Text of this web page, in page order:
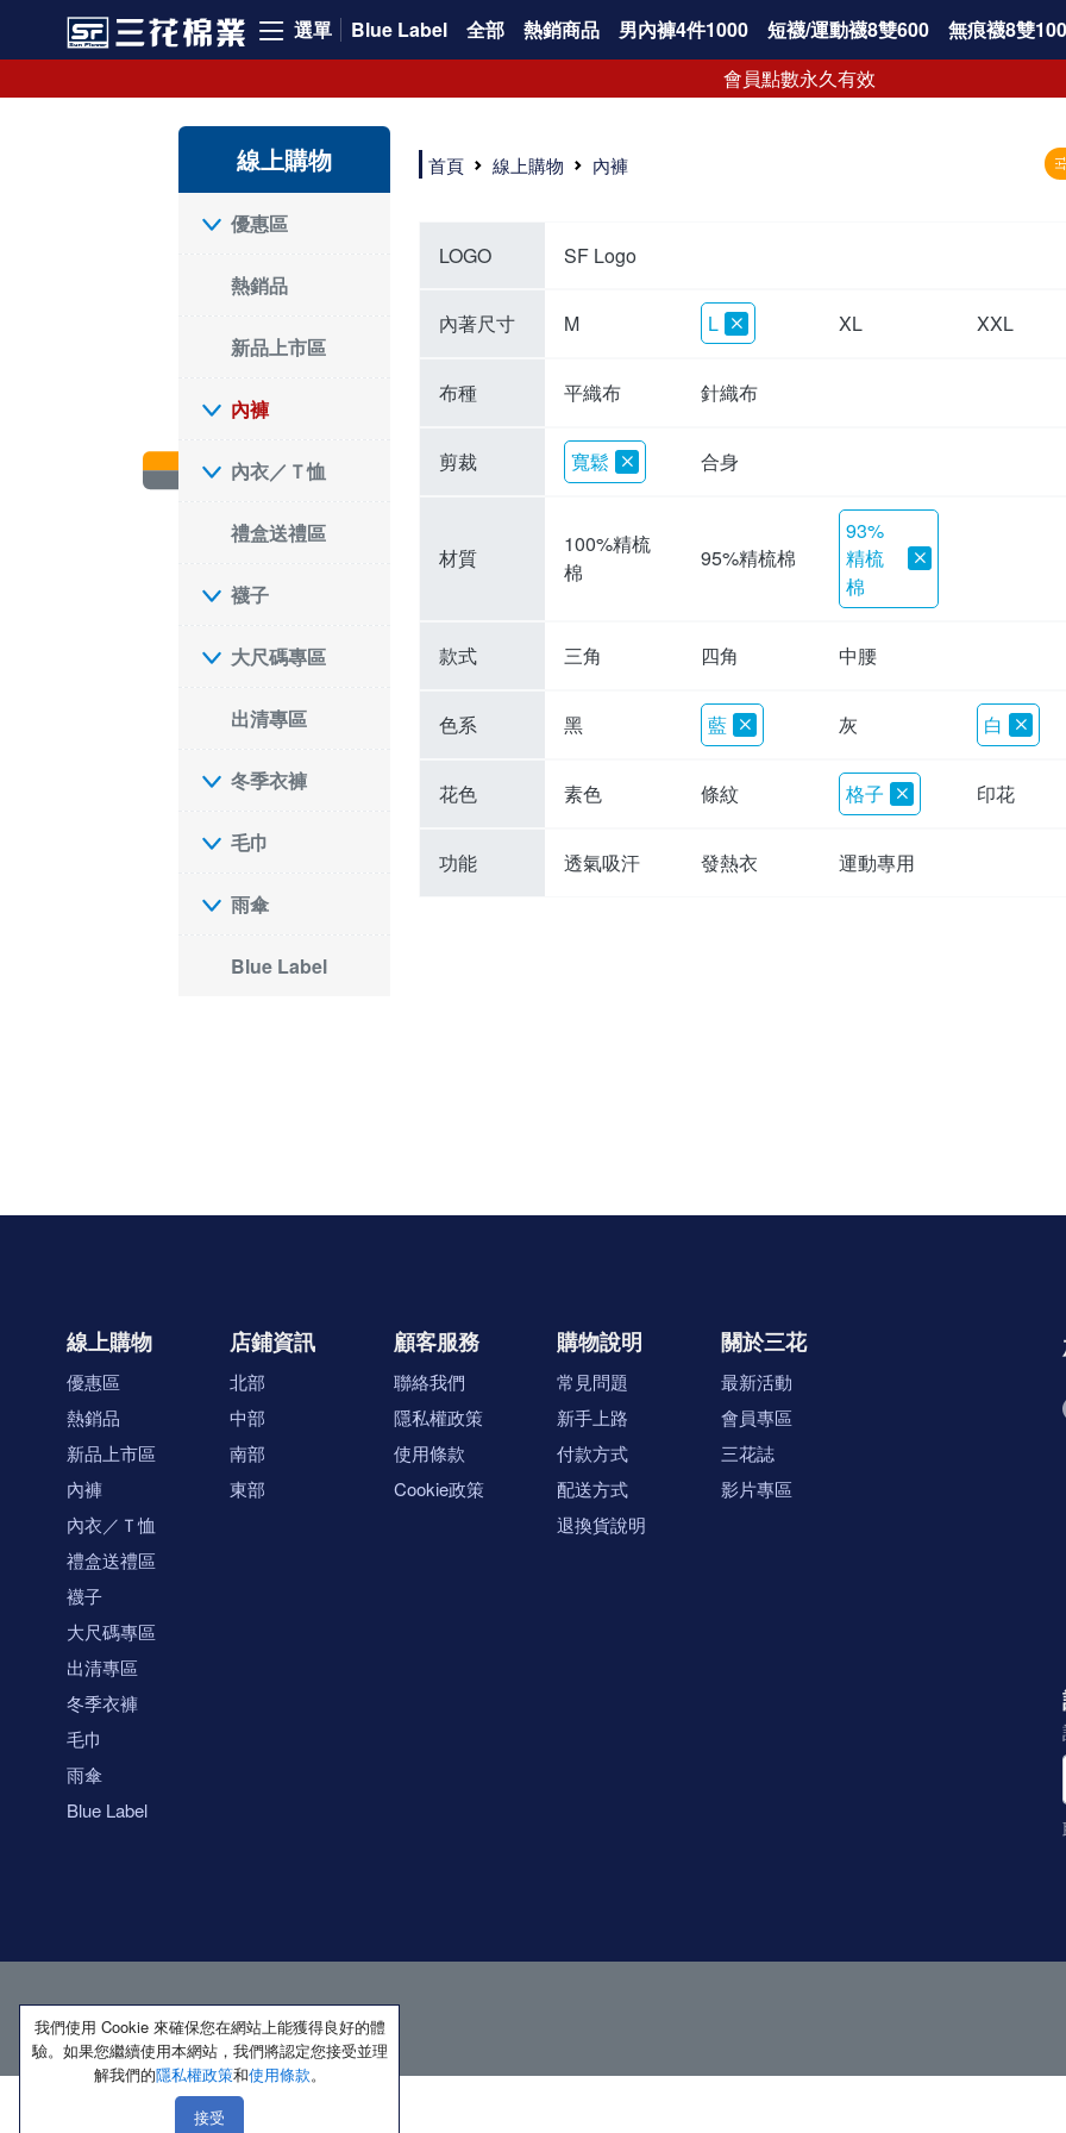
選單 Blue Label 全部 熱銷商品 男內褲4件1000 短襪/運動襪8雙600 無痕襪8雙
會員點數永久有效
線上購物
優惠區
熱銷品
新品上市區
內褲
內衣／Ｔ恤
禮盒送禮區
襪子
大尺碼專區
出清專區
冬季衣褲
毛巾
雨傘
Blue Label
選擇內褲、平口褲、純棉內褲首重品質。舒適、透氣的內褲、平口褲、純棉內褲能影響健康，須謹慎挑選。三花內褲透氣不悶，值得信賴！
三花內褲、平口褲、純棉內褲50年來持續升級，符合人體工學設計，柔軟無勒痕的鬆緊帶。三花內褲是肌膚好友，口碑熱銷！
選擇內褲首重品質。三花內褲50年來不斷升級，證明其卓越品質。符合人體工學剪裁，柔軟無痕鬆緊帶，是必買首選。兼具品質與外型，與肌膚零感接觸，穿著舒適，看來有質感。三花內褲設計獨特，質料優良，專業剪裁，呵護肌膚。新鮮高品質棉材製成，多款選擇，耐洗耐穿，三花內褲絕對首選。
"內褲購買及使用經驗網友來信分享 近年來，我經常在大型連鎖賣場如佳瑪、美華泰等地看到三花內褲的展示。最近一兩年，甚至百貨公司及街頭店鋪都開始大量出現三花專櫃或專賣店。我猜測，這應該是三花在營運策略上的調整，才使得這些改變成為現實。 本來，三花內褲一直是消費者選購內褲時的熱門選項之一。內褲櫃點的增多使我更加注意到這個品牌，因此我在選購內褲時，特意多研究了一下三花內褲的設計。 先從內褲外層包裝談起，有些內褲有PP袋包裝，有些則沒有。雖然這是一件小事，但我發現朋友們中有人會介意內褲包裝沒有PP袋。他們認為沒有PP袋會使包裝不夠精美。對我來說，有PP袋確實能提升包裝的精緻度，但內褲不裝PP袋其實也算是環保。所以，這就看每個人對內褲包裝的需求和感受了。 每次購買內褲時，我都會特別帶一件五片式剪裁的內褲。三花的平口內褲被稱為全國第一件五片式剪裁內褲，這話應該不是隨便說說的，畢竟三花是一個擁有超過50年歷史的老品牌，專注於研發和改良內褲。當初，我覺得這種設計有些花俏，只是圖個新鮮買來試試，結果發現內褲多一片真的有其優勢，尤其是減少了內褲卡屁的次數。雖然這個狀況不可能完全消失，但大大增加了穿著的舒適度。 三花內褲的價格也在我能接受的範圍內，因此它逐漸成為我的心頭好。此外，內褲選購時的另一個重要因素是鬆緊帶。看內褲是否舊了，第一眼通常看鬆緊帶。故意或不小心露出內褲褲頭的時候，印象分數也是由鬆緊帶決定的。 很多內褲品牌強調鬆緊帶的造型及花樣，這類內褲非常適合一些特殊場合，如單身聯誼或約會時穿著，能夠加分不少。日常使用的內褲則建議選擇鬆緊帶不易鬆垮的，花樣其次。三花特別強調內褲鬆緊帶的耐洗度，而其他品牌鮮少提及這一點。 分場合選擇內褲是我的習慣。特殊場合內褲要講究一點，但平日則需要選擇鬆緊帶有保障的內褲。畢竟，內褲是每天陪伴我們超過12個小時的衣物，找到適合自己且耐洗耐穿高CP值的內褲才是最明智的選擇。 內褲畢竟是消耗品，定期更換非常重要。如果內褲沾染到髒污或處於潮濕的環境，就不應該撐太久。這是因為內褲長期接觸身體的重要部位，所以選擇和保養都要謹慎。 以上是我個人的內褲使用分享，並非業配，不代表任何人的立場。內褲還是要以自身體驗最為準確。希望大家都能找到適合自己的內褲，並多多支持台灣品牌。"
首頁 線上購物 內褲
LOGO SF Logo
內著尺寸 M L XL XXL
布種 平織布 針織布
剪裁 寬鬆 合身
材質
100%精梳
棉
95%精梳棉
93%
精梳
棉
款式 三角 四角 中腰
色系 黑 藍 灰 白
花色 素色 條紋 格子 印花
功能 透氣吸汗 發熱衣 運動專用
線上購物
優惠區
熱銷品
新品上市區
內褲
內衣／Ｔ恤
禮盒送禮區
襪子
大尺碼專區
出清專區
冬季衣褲
毛巾
雨傘
Blue Label
店鋪資訊
北部
中部
南部
東部
顧客服務
聯絡我們
隱私權政策
使用條款
Cookie政策
購物說明
常見問題
新手上路
付款方式
配送方式
退換貨說明
關於三花
最新活動
會員專區
三花誌
影片專區
著作權所有 保留一切權利
我們使用 Cookie 來確保您在網站上能獲得良好的體
驗。如果您繼續使用本網站，我們將認定您接受並理
解我們的隱私權政策和使用條款。
接受